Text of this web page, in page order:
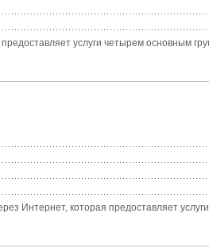
услуги четырем основным
Интернет, которая предоставляет